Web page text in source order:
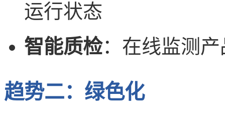
运行状态
智能质检：在线监测
趋势二：绿色化